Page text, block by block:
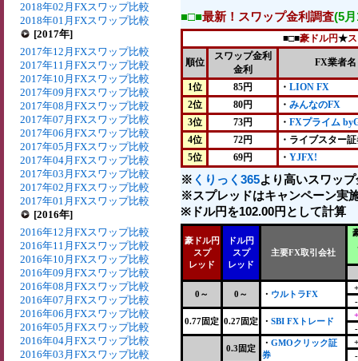
2018年02月FXスワップ比較
2018年01月FXスワップ比較
[2017年]
2017年12月FXスワップ比較
2017年11月FXスワップ比較
2017年10月FXスワップ比較
2017年09月FXスワップ比較
2017年08月FXスワップ比較
2017年07月FXスワップ比較
2017年06月FXスワップ比較
2017年05月FXスワップ比較
2017年04月FXスワップ比較
2017年03月FXスワップ比較
2017年02月FXスワップ比較
2017年01月FXスワップ比較
[2016年]
2016年12月FXスワップ比較
2016年11月FXスワップ比較
2016年10月FXスワップ比較
2016年09月FXスワップ比較
2016年08月FXスワップ比較
2016年07月FXスワップ比較
2016年06月FXスワップ比較
2016年05月FXスワップ比較
2016年04月FXスワップ比較
2016年03月FXスワップ比較
■□■最新！スワップ金利調査(5
■□■豪ドル円★
順位
スワップ金利
金利
FX業者名
1位 85円 ・ LION FX
2位
80円 ・ みんなのFX
3位
73円 ・ FXプライム
4位
72円
・ライブスター
5位
69円 ・ YJFX!
※ くりっく365より高いスワッ
※スプレッドはキャンペーン実
※ドル円を102.00円として計算
豪ドル円
スプ
レッド
ドル円
スプ
レッド
主要FX取引会社
0～ 0～ ・ ウルトラFX
0.77固定 0.27固定 ・ SBI FXトレード
0.3固定
・ GMOクリック証
券